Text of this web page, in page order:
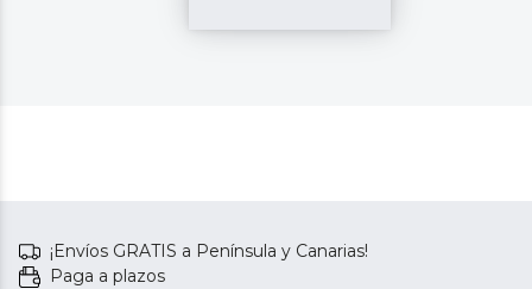
¡Envíos GRATIS a Península y Canarias!
Paga a plazos